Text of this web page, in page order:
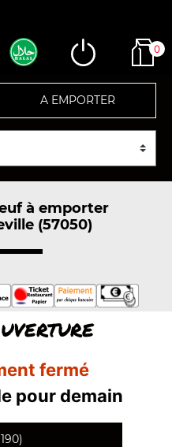
0
A EMPORTER
à emporter
(57050)
fermé
pour demain